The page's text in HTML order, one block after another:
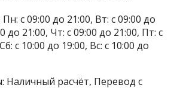
с 09:00 до 21:00, Вт: с 09:00 до
до 21:00, Чт: с 09:00 до 21:00, Пт: с
с 10:00 до 19:00, Вс: с 10:00 до
Наличный расчёт, Перевод с